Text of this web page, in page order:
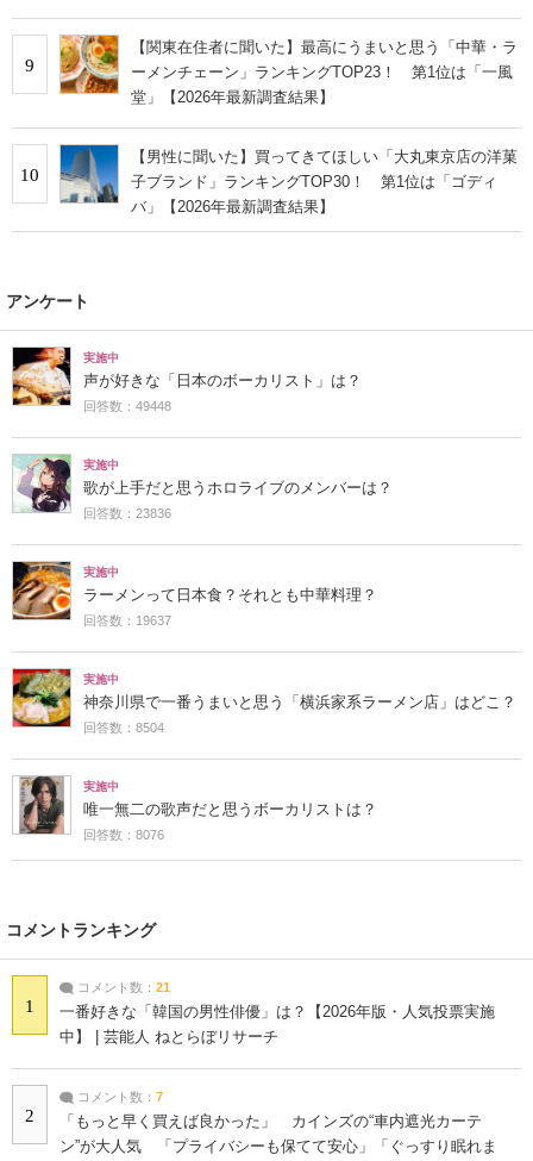
9
【関東在住者に聞いた】最高にうまいと思う「中華・ラ
ーメンチェーン」ランキングTOP23！ 第1位は「一風
堂」【2026年最新調査結果】
10
【男性に聞いた】買ってきてほしい「大丸東京店の洋菓
子ブランド」ランキングTOP30！ 第1位は「ゴディ
バ」【2026年最新調査結果】
アンケート
実施中
声が好きな「日本のボーカリスト」は？
回答数：49448
実施中
歌が上手だと思うホロライブのメンバーは？
回答数：23836
実施中
ラーメンって日本食？それとも中華料理？
回答数：19637
実施中
神奈川県で一番うまいと思う「横浜家系ラーメン店」はどこ？
回答数：8504
実施中
唯一無二の歌声だと思うボーカリストは？
回答数：8076
コメントランキング
1
コメント数： 21
一番好きな「韓国の男性俳優」は？【2026年版・人気投票実施
中】 | 芸能人 ねとらぼリサーチ
2
コメント数： 7
「もっと早く買えば良かった」 カインズの“車内遮光カーテ
ン”が大人気 「プライバシーも保てて安心」「ぐっすり眠れま